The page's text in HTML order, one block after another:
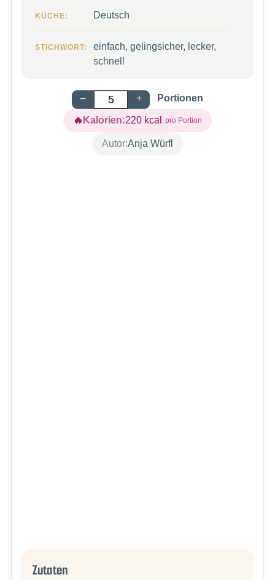
KÜCHE: Deutsch
STICHWORT:
einfach, gelingsicher, lecker,
schnell
– + Portionen
Kalorien:220 kcal
Autor:Anja Würfl
Zutaten